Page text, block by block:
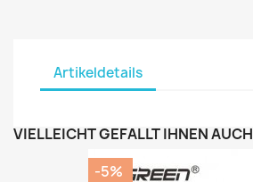
Artikeldetails
VIELLEICHT GEFÄLLT IHNEN AUCH
-5%